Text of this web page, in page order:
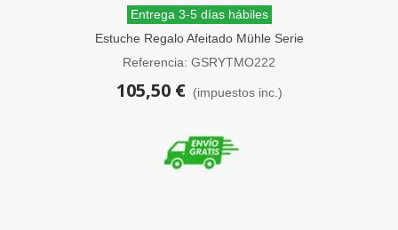
Entrega 3-5 días hábiles
Estuche Regalo Afeitado Mühle Serie
Rytmo Nogal
Referencia: GSRYTMO222
105,50 € (impuestos inc.)